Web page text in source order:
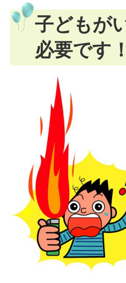
子どもが
必要です！